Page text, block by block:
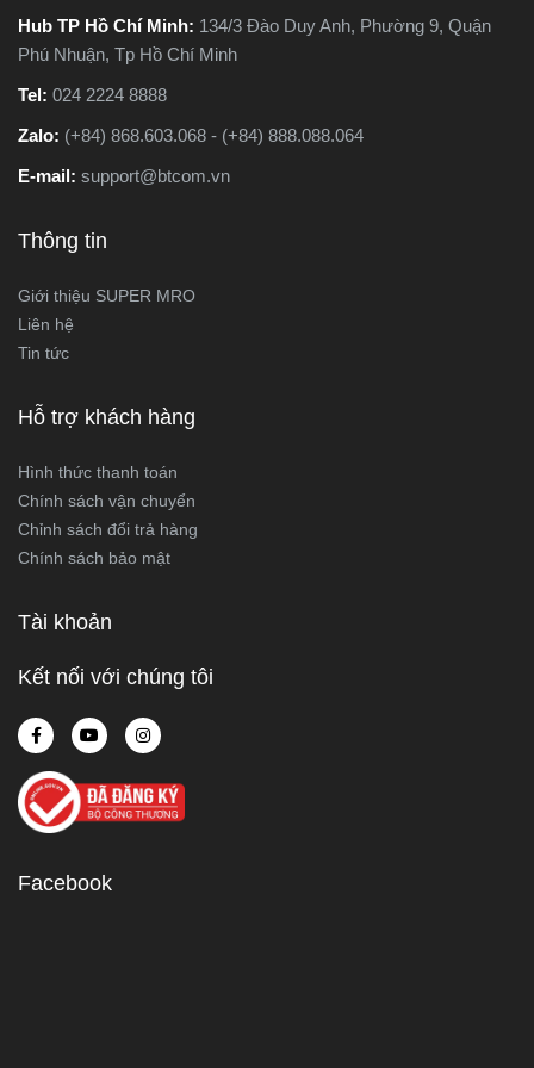
Hub TP Hồ Chí Minh: 134/3 Đào Duy Anh, Phường 9, Quận
Phú Nhuận, Tp Hồ Chí Minh
Tel: 024 2224 8888
Zalo: (+84) 868.603.068 - (+84) 888.088.064
E-mail: support@btcom.vn
Thông tin
Giới thiệu SUPER MRO
Liên hệ
Tin tức
Hỗ trợ khách hàng
Hình thức thanh toán
Chính sách vận chuyển
Chỉnh sách đổi trả hàng
Chính sách bảo mật
Tài khoản
Kết nối với chúng tôi
Facebook